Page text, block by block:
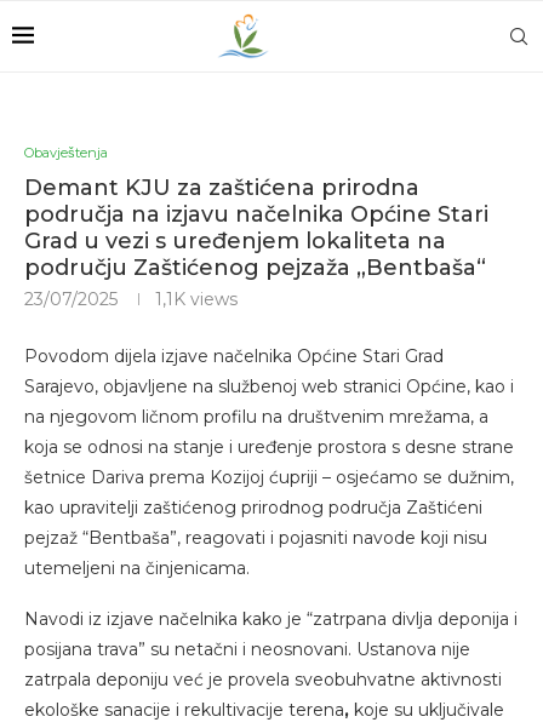
Obavještenja
Demant KJU za zaštićena prirodna
područja na izjavu načelnika Općine Stari
Grad u vezi s uređenjem lokaliteta na
području Zaštićenog pejzaža „Bentbaša“
23/07/2025 1,1K views
Povodom dijela izjave načelnika Općine Stari Grad
Sarajevo, objavljene na službenoj web stranici Općine, kao i
na njegovom ličnom profilu na društvenim mrežama, a
koja se odnosi na stanje i uređenje prostora s desne strane
šetnice Dariva prema Kozijoj ćupriji – osjećamo se dužnim,
kao upravitelji zaštićenog prirodnog područja Zaštićeni
pejzaž “Bentbaša”, reagovati i pojasniti navode koji nisu
utemeljeni na činjenicama.
Navodi iz izjave načelnika kako je “zatrpana divlja deponija i
posijana trava” su netačni i neosnovani. Ustanova nije
zatrpala deponiju već je provela sveobuhvatne aktivnosti
ekološke sanacije i rekultivacije terena, koje su uključivale